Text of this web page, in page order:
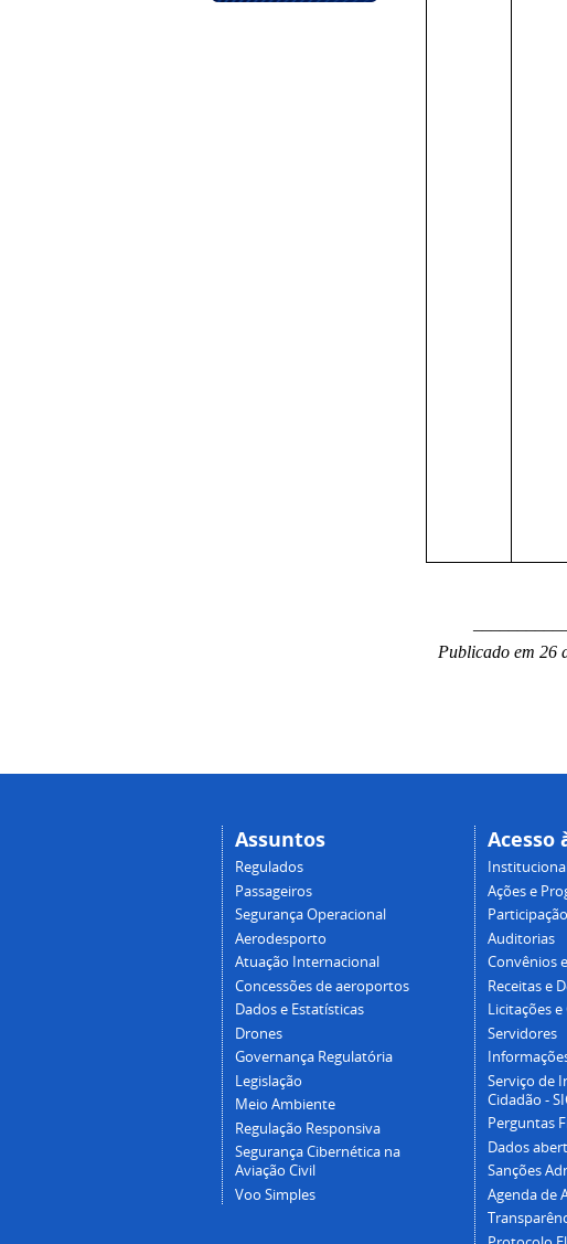
Publicado em 26
Assuntos
Regulados
Passageiros
Segurança Operacional
Aerodesporto
Atuação Internacional
Concessões de aeroportos
Dados e Estatísticas
Drones
Governança Regulatória
Legislação
Meio Ambiente
Regulação Responsiva
Segurança Cibernética na
Aviação Civil
Voo Simples
Acesso
Ações e
Auditorias
Convênios
Receitas e
Licitações
Servidores
Serviço de
Cidadão -
Perguntas
Dados
Sanções
Agenda de